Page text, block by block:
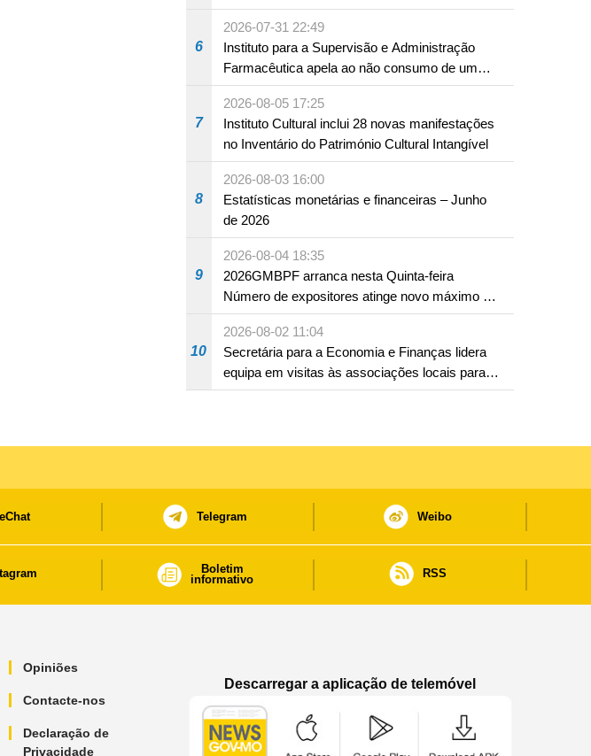
em Fuzhou
6
2026-07-31 22:49
Instituto para a Supervisão e Administração
Farmacêutica apela ao não consumo de um
produto com substâncias medicamentosas
ocidentais
7
2026-08-05 17:25
Instituto Cultural inclui 28 novas manifestações
no Inventário do Património Cultural Intangível
8
2026-08-03 16:00
Estatísticas monetárias e financeiras – Junho
de 2026
9
2026-08-04 18:35
2026GMBPF arranca nesta Quinta-feira
Número de expositores atinge novo máximo em
18 anos
10
2026-08-02 11:04
Secretária para a Economia e Finanças lidera
equipa em visitas às associações locais para
consolidar consensos e promover os trabalhos
Telegram Weibo
Boletim
informativo
RSS
Opiniões
Contacte-nos
Declaração de
Privacidade
Descarregar a aplicação de telemóvel